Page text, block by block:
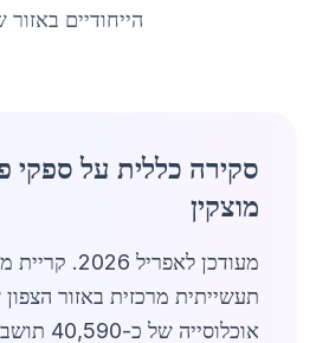
הייחודיים
סקירה כללית על ספקי
מוצקין
מעודכן לאפריל
תעשייתית מרכזית באזור